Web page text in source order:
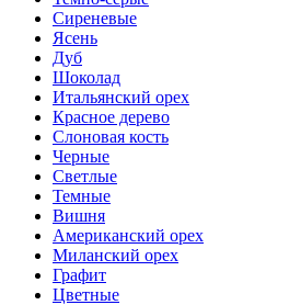
Сиреневые
Ясень
Дуб
Шоколад
Итальянский орех
Красное дерево
Слоновая кость
Черные
Светлые
Темные
Вишня
Американский орех
Миланский орех
Графит
Цветные